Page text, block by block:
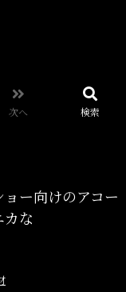
次へ 検索
ョー向けのアコー
な